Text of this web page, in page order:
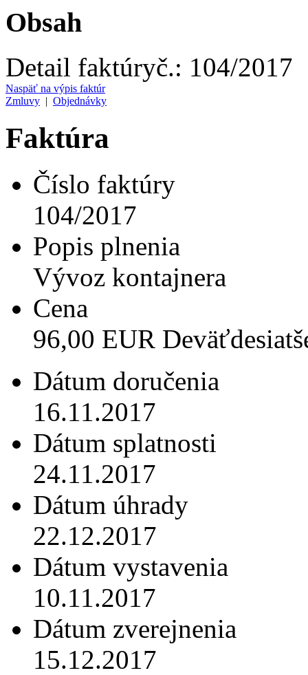
Obsah
Detail faktúryč.: 104/2017
Naspäť na výpis faktúr
Zmluvy | Objednávky
Faktúra
Číslo faktúry
104/2017
Popis plnenia
Vývoz kontajnera
Cena
96,00 EUR
Dátum doručenia
16.11.2017
Dátum splatnosti
24.11.2017
Dátum úhrady
22.12.2017
Dátum vystavenia
10.11.2017
Dátum zverejnenia
15.12.2017